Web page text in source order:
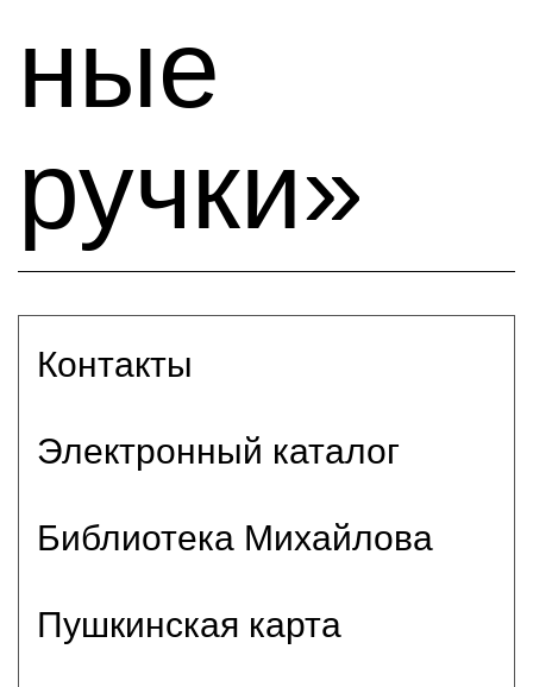
ные
ручки»
Контакты
Электронный каталог
Библиотека Михайлова
Пушкинская карта